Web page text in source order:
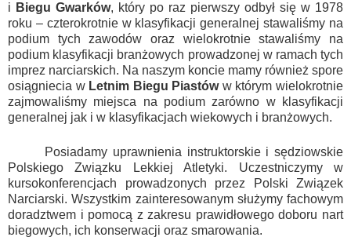
i Biegu Gwarków, który po raz pierwszy odbył się w 1978
roku – czterokrotnie w klasyfikacji generalnej stawaliśmy na
podium tych zawodów oraz wielokrotnie stawaliśmy na
podium klasyfikacji branżowych prowadzonej w ramach tych
imprez narciarskich. Na naszym koncie mamy również spore
osiągniecia w Letnim Biegu Piastów w którym wielokrotnie
zajmowaliśmy miejsca na podium zarówno w klasyfikacji
generalnej jak i w klasyfikacjach wiekowych i branżowych.
Posiadamy uprawnienia instruktorskie i sędziowskie
Polskiego Związku Lekkiej Atletyki. Uczestniczymy w
kursokonferencjach prowadzonych przez Polski Związek
Narciarski. Wszystkim zainteresowanym służymy fachowym
doradztwem i pomocą z zakresu prawidłowego doboru nart
biegowych, ich konserwacji oraz smarowania.